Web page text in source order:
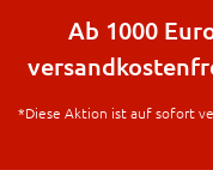
springen
Ab 1000
*Diese Aktion ist auf sofort